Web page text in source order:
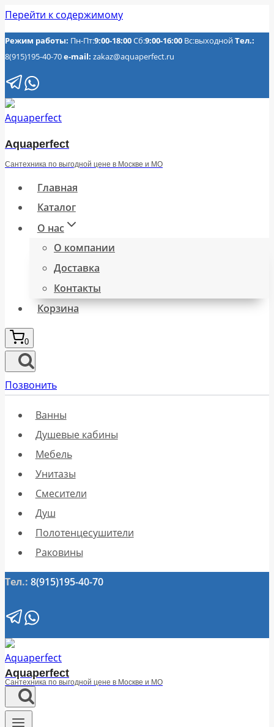
Перейти к содержимому
Режим работы: Пн-Пт:9:00-18:00Сб:9:00-16:00 Вс:выходнойТел.:
8(915)195-40-70e-mail: zakaz@aquaperfect.ru
Aquaperfect
Сантехника по выгодной цене в Москве и МО
Главная
Каталог
О нас
О компании
Доставка
Контакты
Корзина
0
Позвонить
Ванны
Душевые кабины
Мебель
Унитазы
Смесители
Душ
Полотенцесушители
Раковины
Тел.: 8(915)195-40-70
Aquaperfect
Сантехника по выгодной цене в Москве и МО